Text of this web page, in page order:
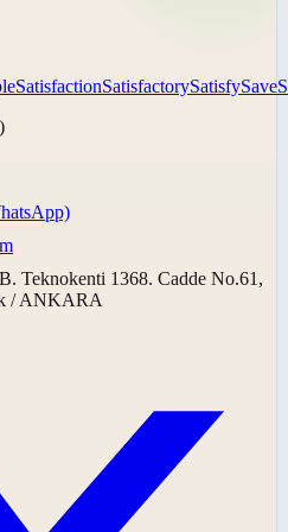
SatisfactionSatisfactorySatisfySave
Teknokenti 1368. Cadde No.61,
/ ANKARA